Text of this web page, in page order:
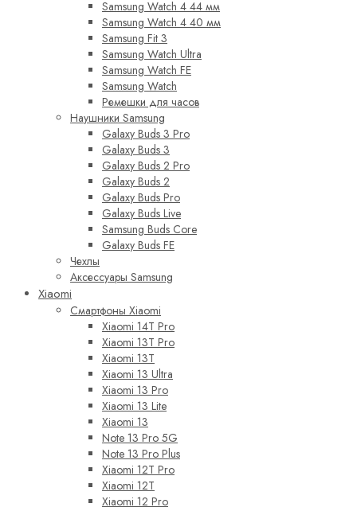
Samsung Watch 4 44 мм
Samsung Watch 4 40 мм
Samsung Fit 3
Samsung Watch Ultra
Samsung Watch FE
Samsung Watch
Ремешки для часов
Наушники Samsung
Galaxy Buds 3 Pro
Galaxy Buds 3
Galaxy Buds 2 Pro
Galaxy Buds 2
Galaxy Buds Pro
Galaxy Buds Live
Samsung Buds Core
Galaxy Buds FE
Чехлы
Аксессуары Samsung
Xiaomi
Смартфоны Xiaomi
Xiaomi 14T Pro
Xiaomi 13T Pro
Xiaomi 13T
Xiaomi 13 Ultra
Xiaomi 13 Pro
Xiaomi 13 Lite
Xiaomi 13
Note 13 Pro 5G
Note 13 Pro Plus
Xiaomi 12T Pro
Xiaomi 12T
Xiaomi 12 Pro